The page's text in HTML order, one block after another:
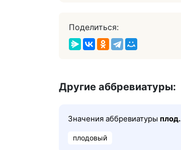
Поделиться:
Другие аббревиатуры:
Значения аббревиатуры плод.
плодовый